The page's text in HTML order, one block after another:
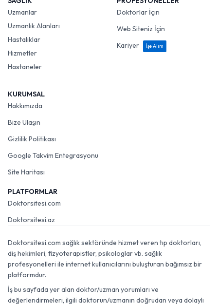
Uzmanlar
Uzmanlık Alanları
Hastalıklar
Hizmetler
Hastaneler
Doktorlar İçin
Web Siteniz İçin
Kariyer
İşe Alım
KURUMSAL
Hakkımızda
Bize Ulaşın
Gizlilik Politikası
Google Takvim Entegrasyonu
Site Haritası
PLATFORMLAR
Doktorsitesi.com
Doktorsitesi.az
Doktorsitesi.com sağlık sektöründe hizmet veren tıp doktorları,
diş hekimleri, fizyoterapistler, psikologlar vb. sağlık
profesyonelleri ile internet kullanıcılarını buluşturan bağımsız bir
platformdur.
İş bu sayfada yer alan doktor/uzman yorumları ve
değerlendirmeleri, ilgili doktorun/uzmanın doğrudan veya dolaylı